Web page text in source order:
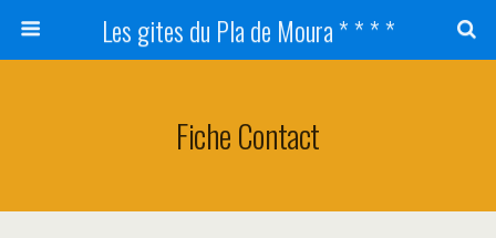
Les gites du Pla de Moura * * * *
Fiche Contact